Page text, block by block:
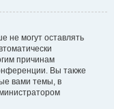
не могут оставлять
причинам
Вы также
вами темы, в